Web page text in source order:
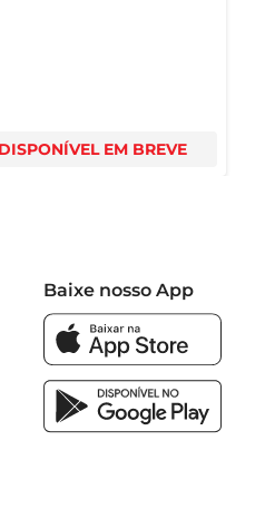
DISPONÍVEL EM BREVE
Baixe nosso App